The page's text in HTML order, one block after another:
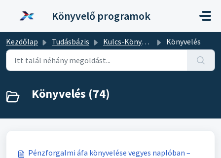
Könyvelő programok
Kezdőlap Tudásbázis Kulcs-Könyvelés Könyvelés
Könyvelés (74)
Pénzforgalmi áfa könyvelése vegyes naplóban –